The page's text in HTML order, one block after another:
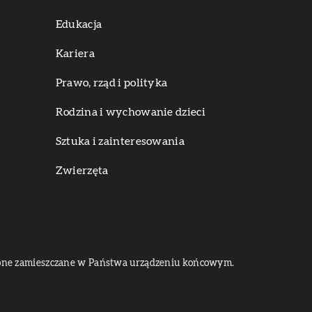
Edukacja
Kariera
Prawo, rząd i polityka
Rodzina i wychowanie dzieci
Sztuka i zainteresowania
Zwierzęta
zamieszczane w Państwa urządzeniu końcowym.